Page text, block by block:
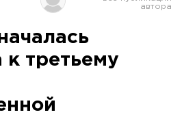
Оренбург
к третьему